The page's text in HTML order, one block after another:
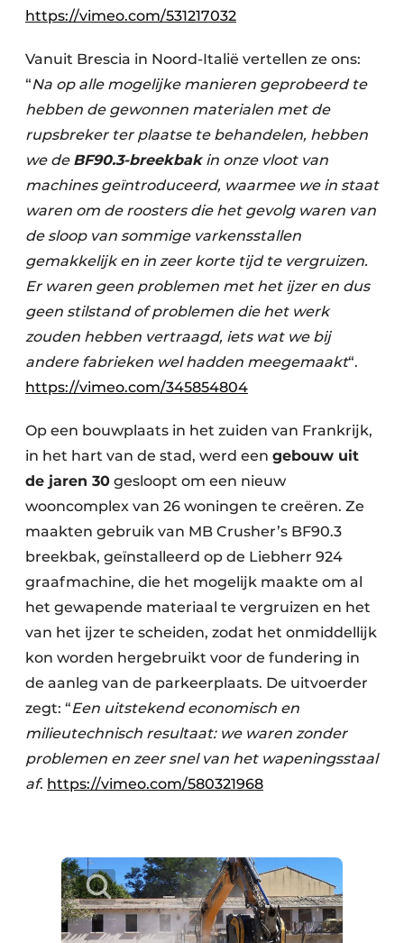
https://vimeo.com/531217032
Vanuit Brescia in Noord-Italië vertellen ze ons:
“Na op alle mogelijke manieren geprobeerd te
hebben de gewonnen materialen met de
rupsbreker ter plaatse te behandelen, hebben
we de BF90.3-breekbakin onze vloot van
machines geïntroduceerd, waarmee we in staat
waren om de roosters die het gevolg waren van
de sloop van sommige varkensstallen
gemakkelijk en in zeer korte tijd te vergruizen.
Er waren geen problemen met het ijzer en dus
geen stilstand of problemen die het werk
zouden hebben vertraagd, iets wat we bij
andere fabrieken wel hadden meegemaakt“.
https://vimeo.com/345854804
Op een bouwplaats in het zuiden van Frankrijk,
in het hart van de stad, werd een gebouw uit
de jaren 30 gesloopt om een nieuw
wooncomplex van 26 woningen te creëren. Ze
maakten gebruik van MB Crusher’s BF90.3
breekbak, geïnstalleerd op de Liebherr 924
graafmachine, die het mogelijk maakte om al
het gewapende materiaal te vergruizen en het
van het ijzer te scheiden, zodat het onmiddellijk
kon worden hergebruikt voor de fundering in
de aanleg van de parkeerplaats. De uitvoerder
zegt: “Een uitstekend economisch en
milieutechnisch resultaat: we waren zonder
problemen en zeer snel van het wapeningsstaal
af. https://vimeo.com/580321968